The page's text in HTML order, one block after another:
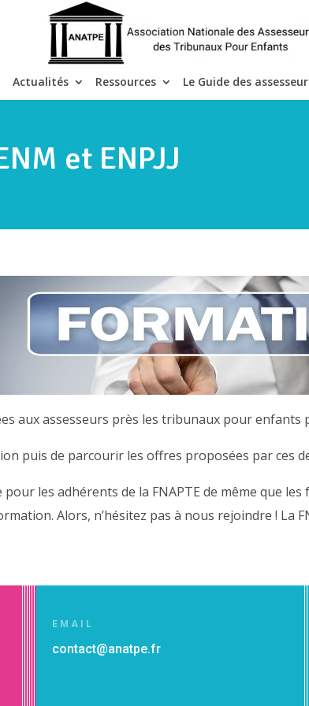
Actualités Ressources Le Guide des
et ENPJJ
aux assesseurs près les tribunaux pour enfants
puis de parcourir les offres proposées par ces
les adhérents de la FNAPTE de même que
Alors, n’hésitez pas à nous rejoindre ! La
EMAIL
contact@anatpe.fr